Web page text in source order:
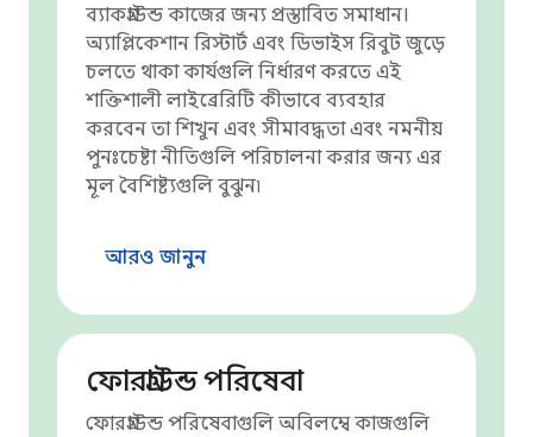
ব্যাকগ্রাউন্ড কাজের জন্য প্রস্তাবিত সমাধান।
অ্যাপ্লিকেশান রিস্টার্ট এবং ডিভাইস রিবুট জুড়ে
চলতে থাকা কার্যগুলি নির্ধারণ করতে এই
শক্তিশালী লাইব্রেরিটি কীভাবে ব্যবহার
করবেন তা শিখুন এবং সীমাবদ্ধতা এবং নমনীয়
পুনঃচেষ্টা নীতিগুলি পরিচালনা করার জন্য এর
মূল বৈশিষ্ট্যগুলি বুঝুন৷
আরও জানুন
ফোরগ্রাউন্ড পরিষেবা
ফোরগ্রাউন্ড পরিষেবাগুলি অবিলম্বে কাজগুলি